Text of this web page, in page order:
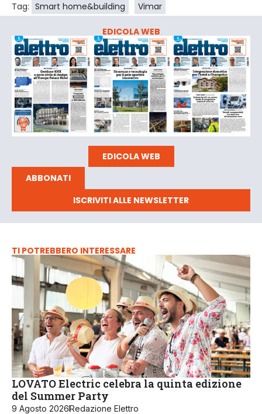
Tag: Smart home&building Vimar
EDICOLA WEB
EDICOLA WEB
ABBONATI
ISCRIVITI ALLE NEWSLETTER
TI POTREBBERO INTERESSARE
LOVATO Electric celebra la quinta edizione
del Summer Party
9 Agosto 2026Redazione Elettro